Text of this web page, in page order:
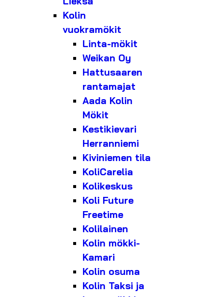
Kolin
vuokramökit
Linta-mökit
Weikan Oy
Hattusaaren
rantamajat
Aada Kolin
Mökit
Kestikievari
Herranniemi
Kiviniemen tila
KoliCarelia
Kolikeskus
Koli Future
Freetime
Kolilainen
Kolin mökki-
Kamari
Kolin osuma
Kolin Taksi ja